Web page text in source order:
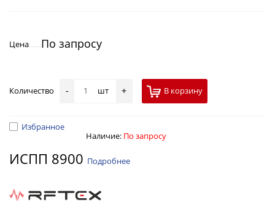
Цена По запросу
Количество - шт + В корзину
Избранное
Наличие: По запросу
ИСПП 8900 Подробнее